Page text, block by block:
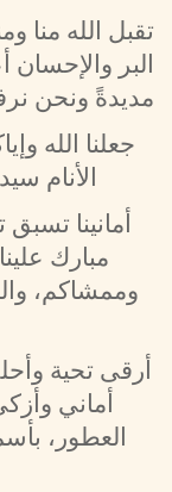
تقبل الله منا
البر والإحسان
مديدةً ونحن
جعلنا الله
الأنام
أمانينا تسبق
مبارك
وممشاكم،
أرقى تحية
أماني
العطور،